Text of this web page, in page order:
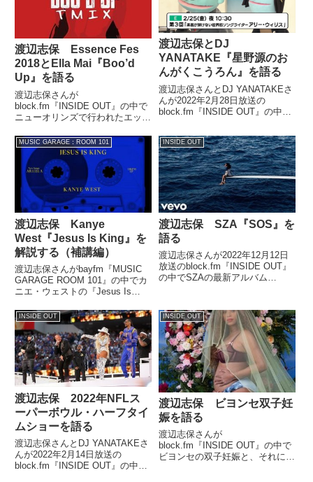
渡辺志保 Essence Fes
2018とElla Mai『Boo’d
Up』を語る
渡辺志保さんが
block.fm『INSIDE OUT』の中で
ニューオリンズで行われたエッセ
ル2018についてトーク。大ヒッ
ト中のエラ・メイ『Boo’d Up』
について話しつつ、最新リミック
スを紹介していました。
渡辺志保とDJ
YANATAKE『星野源のお
んがくこうろん』を語る
渡辺志保さんとDJ YANATAKEさ
んが2022年2月28日放送の
block.fm『INSIDE OUT』の中で
こうろん』についてトーク。実際
の収録の模様やパペットの動きな
どについて話していました。
MUSIC GARAGE：ROOM 101
渡辺志保 Kanye
West『Jesus Is King』を
解説する（補講編）
渡辺志保さんがbayfm『MUSIC
GARAGE ROOM 101』の中でカ
ニエ・ウェストの『Jesus Is
block.fm『INSIDE OUT』では語
りきれなかった内容について話し
ていました。“JESUS...
INSIDE OUT
渡辺志保 SZA『SOS』を
語る
渡辺志保さんが2022年12月12日
放送のblock.fm『INSIDE OUT』
の中でSZAの最新アルバム
INSIDE OUT
渡辺志保 2022年NFLス
ーパーボウル・ハーフタイ
ムショーを語る
渡辺志保さんとDJ YANATAKEさ
んが2022年2月14日放送の
block.fm『INSIDE OUT』の中で
INSIDE OUT
渡辺志保 ビヨンセ双子妊
娠を語る
渡辺志保さんが
block.fm『INSIDE OUT』の中で
ビヨンセの双子妊娠と、それに対